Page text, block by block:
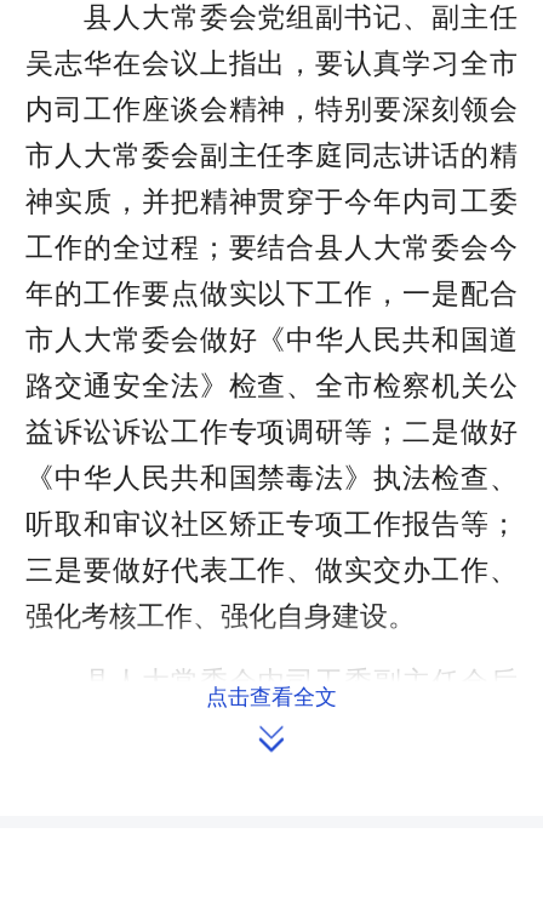
县人大常委会党组副书记、副主任
吴志华在会议上指出，要认真学习全市
内司工作座谈会精神，特别要深刻领会
市人大常委会副主任李庭同志讲话的精
神实质，并把精神贯穿于今年内司工委
工作的全过程；要结合县人大常委会今
年的工作要点做实以下工作，一是配合
市人大常委会做好《中华人民共和国道
路交通安全法》检查、全市检察机关公
益诉讼诉讼工作专项调研等；二是做好
《中华人民共和国禁毒法》执法检查、
听取和审议社区矫正专项工作报告等；
三是要做好代表工作、做实交办工作、
强化考核工作、强化自身建设。
县人大常委会内司工委副主任会后
如实说，经过这次学习市人大内务司法
点击查看全文
